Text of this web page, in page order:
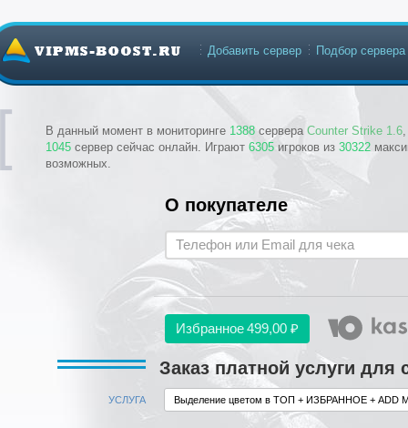
В данный момент в мониторинге 1388 сервера Counter Strike 1.6
1045 сервер сейчас онлайн. Играют 6305 игроков из 30322
возможных.
Добавить сервер Подбор сервера
О покупателе
Избранное499,00 ₽
Заказ платной услуги
УСЛУГА